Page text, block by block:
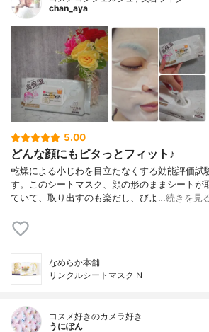
chan_aya
5.00
どんな顔にもピタっとフィット♪
乾燥による小じわを目立たなくする効能評価試
す。このシートマスク、顔の形のままシートが
ていて、取り出すのも楽だし、びよ…続きを見
なめらか本舗
リンクルシートマスク N
コスメ好きのカメラ好き
うにぽん